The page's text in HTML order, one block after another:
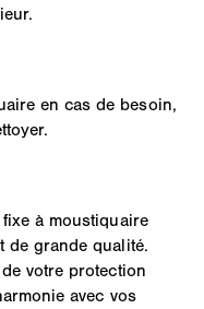
en cas de besoin,
à moustiquaire
de grande qualité.
votre protection
avec vos